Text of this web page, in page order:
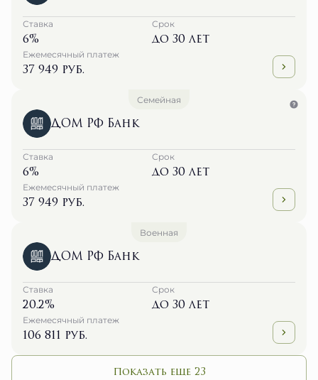
Ставка
6%
Срок
до 30 лет
Ежемесячный платеж
37 949 руб.
Семейная
ДОМ РФ Банк
Ставка
6%
Срок
до 30 лет
Ежемесячный платеж
37 949 руб.
Военная
ДОМ РФ Банк
Ставка
20.2%
Срок
до 30 лет
Ежемесячный платеж
106 811 руб.
Показать еще 23